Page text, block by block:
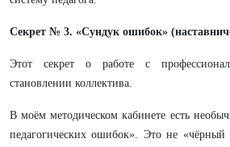
Секрет № 3. «Сундук ошибок»
Этот секрет о работе с
становлении коллектива.
В моём методическом кабинете есть
педагогических ошибок». Это не